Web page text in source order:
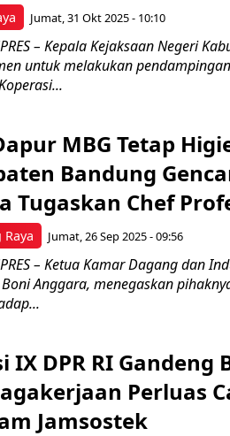
Jumat, 31 Okt 2025 - 10:10
– Kepala Kejaksaan Negeri
untuk melakukan
MBG Tetap
Bandung
Tugaskan Chef
Jumat, 26 Sep 2025 - 09:56
– Ketua Kamar Dagang dan
Anggara, menegaskan
IX DPR RI Gandeng
Perluas
Jamsostek